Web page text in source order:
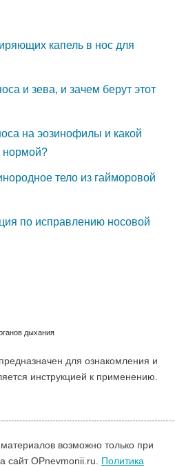
капель в нос для
и зева, и зачем берут этот
на эозинофилы и какой
нормой?
тело из гайморовой
по исправлению носовой
дыхания
для ознакомления и
инструкцией к применению.
возможно только при
сайт OPnevmonii.ru. Политика